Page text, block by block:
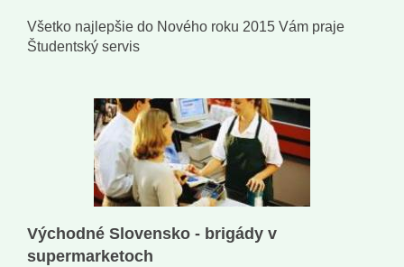
Všetko najlepšie do Nového roku 2015 Vám praje
Študentský servis
Východné Slovensko - brigády v
supermarketoch